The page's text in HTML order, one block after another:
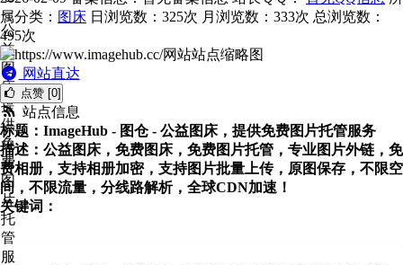
属分类： 图床 日浏览数：325次 月浏览数：333次 总浏览数：
495次
网站直达
点赞 [0]
站点信息
标题：ImageHub - 图仓 - 公益图床，提供免费图片托管服务
描述：公益图床，免费图床，免费图片托管，专业图片外链，免
费相册，支持相册加密，支持图片批量上传，原图保存，不限空
间，不限流量，分线路解析，全球CDN加速！
关键词：